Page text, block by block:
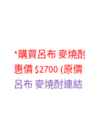
*購買呂布 麥燒
惠價 $2700 (原價
呂布 麥燒酎連結